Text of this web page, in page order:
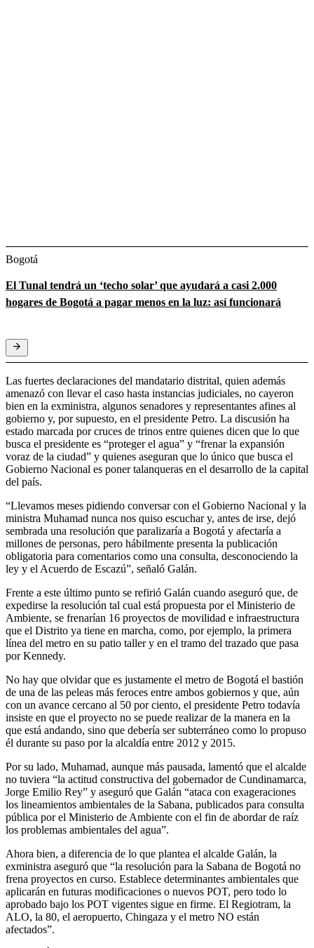
Bogotá
El Tunal tendrá un ‘techo solar’ que ayudará a casi 2.000
hogares de Bogotá a pagar menos en la luz: así funcionará
Las fuertes declaraciones del mandatario distrital, quien además
amenazó con llevar el caso hasta instancias judiciales, no cayeron
bien en la exministra, algunos senadores y representantes afines al
gobierno y, por supuesto, en el presidente Petro. La discusión ha
estado marcada por cruces de trinos entre quienes dicen que lo que
busca el presidente es “proteger el agua” y “frenar la expansión
voraz de la ciudad” y quienes aseguran que lo único que busca el
Gobierno Nacional es poner talanqueras en el desarrollo de la capital
del país.
“Llevamos meses pidiendo conversar con el Gobierno Nacional y la
ministra Muhamad nunca nos quiso escuchar y, antes de irse, dejó
sembrada una resolución que paralizaría a Bogotá y afectaría a
millones de personas, pero hábilmente presenta la publicación
obligatoria para comentarios como una consulta, desconociendo la
ley y el Acuerdo de Escazú”, señaló Galán.
Frente a este último punto se refirió Galán cuando aseguró que, de
expedirse la resolución tal cual está propuesta por el Ministerio de
Ambiente, se frenarían 16 proyectos de movilidad e infraestructura
que el Distrito ya tiene en marcha, como, por ejemplo, la primera
línea del metro en su patio taller y en el tramo del trazado que pasa
por Kennedy.
No hay que olvidar que es justamente el metro de Bogotá el bastión
de una de las peleas más feroces entre ambos gobiernos y que, aún
con un avance cercano al 50 por ciento, el presidente Petro todavía
insiste en que el proyecto no se puede realizar de la manera en la
que está andando, sino que debería ser subterráneo como lo propuso
él durante su paso por la alcaldía entre 2012 y 2015.
Por su lado, Muhamad, aunque más pausada, lamentó que el alcalde
no tuviera “la actitud constructiva del gobernador de Cundinamarca,
Jorge Emilio Rey” y aseguró que Galán “ataca con exageraciones
los lineamientos ambientales de la Sabana, publicados para consulta
pública por el Ministerio de Ambiente con el fin de abordar de raíz
los problemas ambientales del agua”.
Ahora bien, a diferencia de lo que plantea el alcalde Galán, la
exministra aseguró que “la resolución para la Sabana de Bogotá no
frena proyectos en curso. Establece determinantes ambientales que
aplicarán en futuras modificaciones o nuevos POT, pero todo lo
aprobado bajo los POT vigentes sigue en firme. El Regiotram, la
ALO, la 80, el aeropuerto, Chingaza y el metro NO están
afectados”.